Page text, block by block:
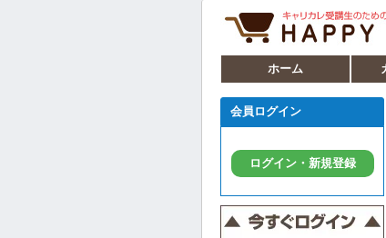
ホーム
会員ログイン
ログイン・新規登録